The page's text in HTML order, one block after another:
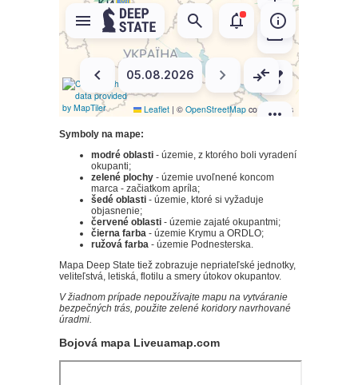
Symboly na mape:
modré oblasti - územie, z ktorého boli vyradení
okupanti;
zelené plochy - územie uvoľnené koncom
marca - začiatkom apríla;
šedé oblasti - územie, ktoré si vyžaduje
objasnenie;
červené oblasti - územie zajaté okupantmi;
čierna farba - územie Krymu a ORDLO;
ružová farba - územie Podnesterska.
Mapa Deep State tiež zobrazuje nepriateľské jednotky,
veliteľstvá, letiská, flotilu a smery útokov okupantov.
V žiadnom prípade nepoužívajte mapu na vytváranie
bezpečných trás, použite zelené koridory navrhované
úradmi.
Bojová mapa Liveuamap.com